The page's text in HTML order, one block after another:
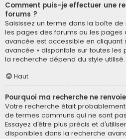
Comment puis-je effectuer une
forums ?
Saisissez un terme dans la boîte de
les pages des forums ou les pages
avancée est accessible en cliquant
avancée » disponible sur toutes les
la recherche dépend du style utilisé.
Haut
Pourquoi ma recherche ne
Votre recherche était
de termes communs qui ne sont
Essayez d’être plus précis et
disponibles dans la recherche